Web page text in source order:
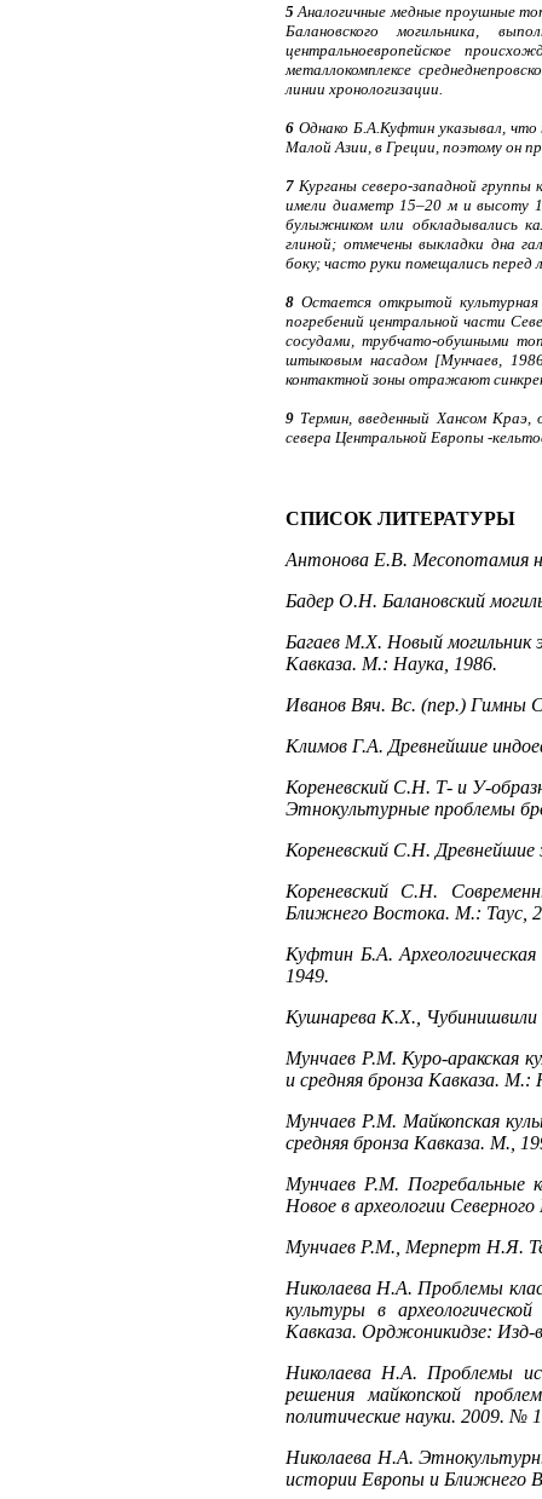
5 Аналогичные медные проушные
Балановского могильника,
центральноевропейское
металлокомплексе
линии хронологизации.
6 Однако Б.А.Куфтин указывал,
Малой Азии, в Греции, поэтому он
7 Курганы северо-западной группы
имели диаметр 15–20 м и высоту
булыжником или обкладывались
глиной; отмечены выкладки дна
боку; часто руки помещались
8 Остается открытой
погребений центральной части
сосудами, трубчато-обушными
штыковым насадом [Мунчаев,
контактной зоны отражают
9 Термин, введенный Хансом
севера Центральной Европы -
СПИСОК ЛИТЕРАТУРЫ
Антонова Е.В. Месопотамия
Бадер О.Н. Балановский
Багаев М.Х. Новый могильник
Кавказа. М.: Наука, 1986.
Иванов Вяч. Вс. (пер.) Гимны
Климов Г.А. Древнейшие
Кореневский С.Н. Т- и У-
Этнокультурные проблемы
Кореневский С.Н. Древнейшие
Кореневский С.Н.
Ближнего Востока. М.: Таус,
Куфтин Б.А.
1949.
Кушнарева К.Х.,
Мунчаев Р.М. Куро-аракская
и средняя бронза Кавказа. М.:
Мунчаев Р.М. Майкопская
средняя бронза Кавказа. М.,
Мунчаев Р.М. Погребальные
Новое в археологии
Мунчаев Р.М., Мерперт Н.Я.
Николаева Н.А. Проблемы
культуры в
Кавказа. Орджоникидзе: Изд-
Николаева Н.А. Проблемы
решения майкопской
политические науки. 2009. №
Николаева Н.А.
истории Европы и Ближнего